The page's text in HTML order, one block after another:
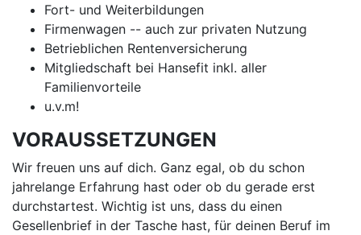
Fort- und Weiterbildungen
Firmenwagen -- auch zur privaten Nutzung
Betrieblichen Rentenversicherung
Mitgliedschaft bei Hansefit inkl. aller
Familienvorteile
u.v.m!
VORAUSSETZUNGEN
Wir freuen uns auf dich. Ganz egal, ob du schon
jahrelange Erfahrung hast oder ob du gerade erst
durchstartest. Wichtig ist uns, dass du einen
Gesellenbrief in der Tasche hast, für deinen Beruf im